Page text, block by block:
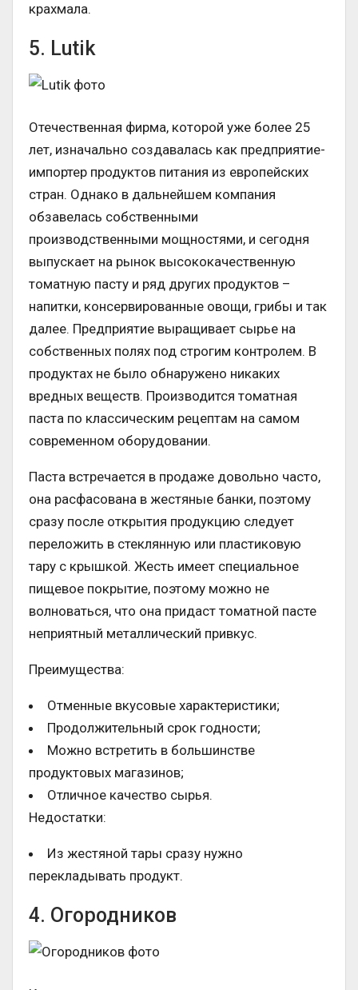
крахмала.
5. Lutik
Отечественная фирма, которой уже более 25
лет, изначально создавалась как предприятие-
импортер продуктов питания из европейских
стран. Однако в дальнейшем компания
обзавелась собственными
производственными мощностями, и сегодня
выпускает на рынок высококачественную
томатную пасту и ряд других продуктов –
напитки, консервированные овощи, грибы и так
далее. Предприятие выращивает сырье на
собственных полях под строгим контролем. В
продуктах не было обнаружено никаких
вредных веществ. Производится томатная
паста по классическим рецептам на самом
современном оборудовании.
Паста встречается в продаже довольно часто,
она расфасована в жестяные банки, поэтому
сразу после открытия продукцию следует
переложить в стеклянную или пластиковую
тару с крышкой. Жесть имеет специальное
пищевое покрытие, поэтому можно не
волноваться, что она придаст томатной пасте
неприятный металлический привкус.
Преимущества:
Отменные вкусовые характеристики;
Продолжительный срок годности;
Можно встретить в большинстве
продуктовых магазинов;
Отличное качество сырья.
Недостатки:
Из жестяной тары сразу нужно
перекладывать продукт.
4. Огородников